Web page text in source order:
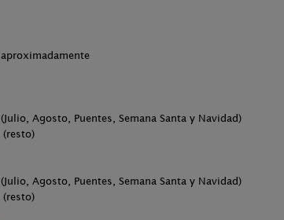
Agosto, Puentes, Semana Santa y Navidad)
(resto)
Agosto, Puentes, Semana Santa y Navidad)
(resto)